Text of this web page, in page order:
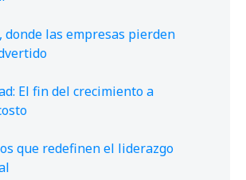
las empresas pierden
El fin del crecimiento a
que redefinen el liderazgo